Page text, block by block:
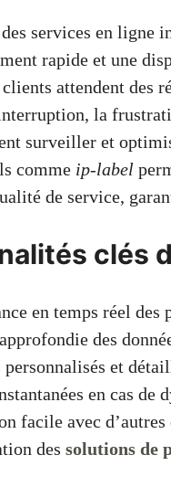
services en ligne
rapide et une
attendent des
la
surveiller et
comme ip-label
de service,
clés
en temps réel des
des
personnalisés et
en cas de
facile avec
des solutions de